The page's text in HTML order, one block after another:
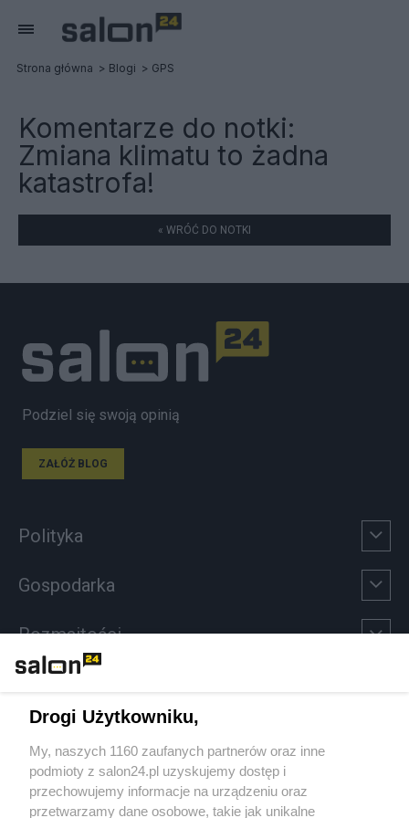
Strona główna Blogi GPS
Komentarze do notki:
Zmiana klimatu to żadna
katastrofa!
« WRÓĆ DO NOTKI
Podziel się swoją opinią
ZAŁÓŻ BLOG
Polityka
Gospodarka
Rozmaitości
Sport
Społeczeństwo
Drogi Użytkowniku,
My, naszych 1160 zaufanych partnerów oraz inne
podmioty z salon24.pl uzyskujemy dostęp i
przechowujemy informacje na urządzeniu oraz
przetwarzamy dane osobowe, takie jak unikalne